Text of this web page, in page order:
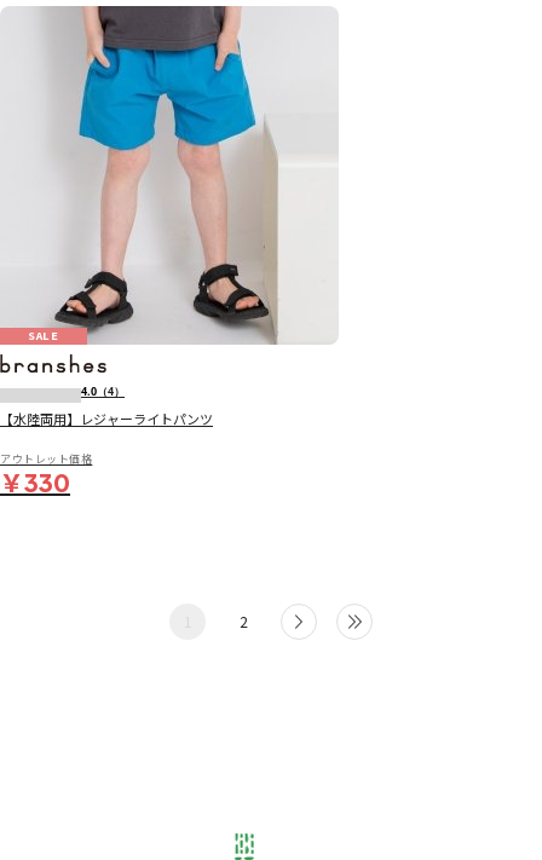
SALE
4.0 （4）
【水陸両用】レジャーライトパンツ
アウトレット価格
￥330
2